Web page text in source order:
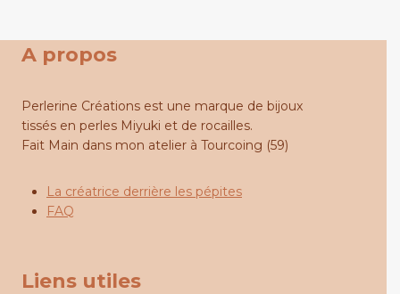
A propos
Perlerine Créations est une marque de bijoux
tissés en perles Miyuki et de rocailles.
Fait Main dans mon atelier à Tourcoing (59)
La créatrice derrière les pépites
FAQ
Liens utiles